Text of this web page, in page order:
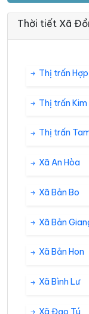
Thời tiết Xã
Thị trấn
Thị trấn Kim
Thị trấn
Xã An Hòa
Xã Bản Bo
Xã Bản
Xã Bản Hon
Xã Bình Lư
Xã Đạo Tú